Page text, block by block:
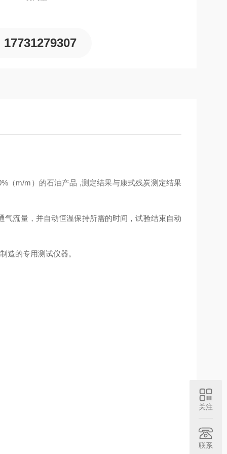
17731279307
（m/m）的石油产品 ,测定结果与康式残炭测定结果
流量，并自动恒温保持所需的时间，试验结束自动
造的专用测试仪器。
关注
联系